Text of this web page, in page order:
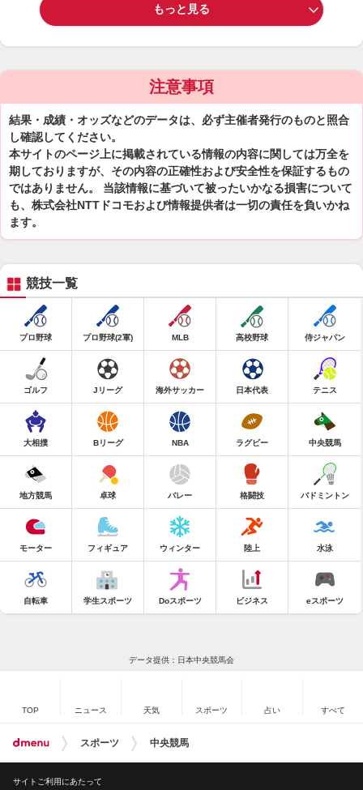
もっと見る
注意事項
結果・成績・オッズなどのデータは、必ず主催者発行のものと照合
し確認してください。
本サイトのページ上に掲載されている情報の内容に関しては万全を
期しておりますが、その内容の正確性および安全性を保証するもの
ではありません。 当該情報に基づいて被ったいかなる損害について
も、株式会社NTTドコモおよび情報提供者は一切の責任を負いかね
ます。
競技一覧
プロ野球 プロ野球(2軍) MLB 高校野球 侍ジャパン
ゴルフ Jリーグ 海外サッカー 日本代表 テニス
大相撲 Bリーグ NBA ラグビー 中央競馬
地方競馬 卓球 バレー 格闘技 バドミントン
モーター フィギュア ウィンター 陸上 水泳
自転車 学生スポーツ Doスポーツ ビジネス eスポーツ
データ提供：日本中央競馬会
TOP ニュース 天気 スポーツ 占い すべて
スポーツ 中央競馬
サイトご利用にあたって